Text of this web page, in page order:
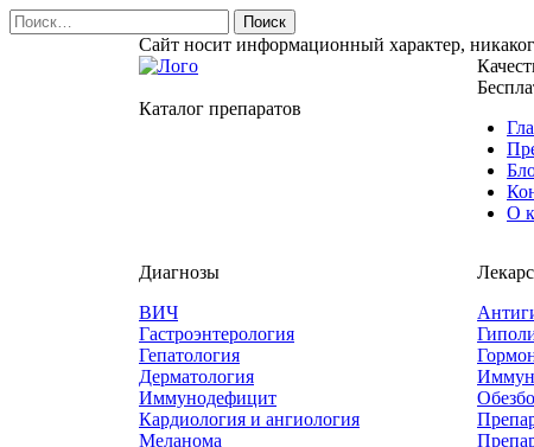
Найти:
Сайт носит информационный характер,
Каталог препаратов
О
Диагнозы
ВИЧ
Гастроэнтерология
Гепатология
Дерматология
Иммунодефицит
Кардиология и ангиология
Меланома